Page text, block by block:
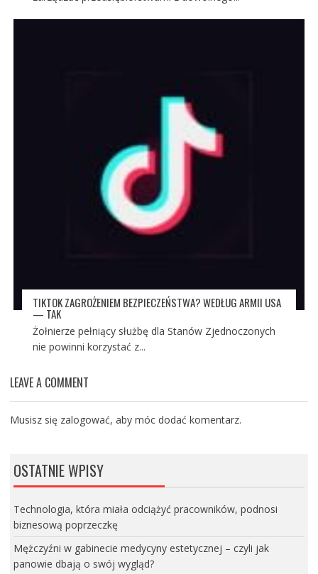
TIKTOK ZAGROŻENIEM BEZPIECZEŃSTWA? WEDŁUG ARMII USA
— TAK
Żołnierze pełniący służbę dla Stanów Zjednoczonych
nie powinni korzystać z...
LEAVE A COMMENT
Musisz się zalogować, aby móc dodać komentarz.
OSTATNIE WPISY
Technologia, która miała odciążyć pracowników, podnosi
biznesową poprzeczkę
Mężczyźni w gabinecie medycyny estetycznej – czyli jak
panowie dbają o swój wygląd?